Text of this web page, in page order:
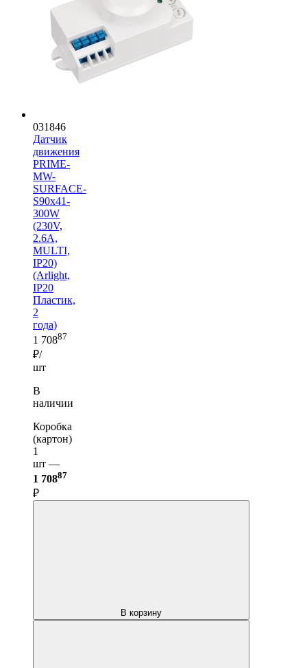
031846
Датчик
движения
PRIME-
MW-
SURFACE-
S90x41-
300W
(230V,
2.6A,
MULTI,
IP20)
(Arlight,
IP20
Пластик,
2
года)
1 70887
₽/
шт
В
наличии
Коробка
(картон)
1
шт —
1 70887
₽
В корзину